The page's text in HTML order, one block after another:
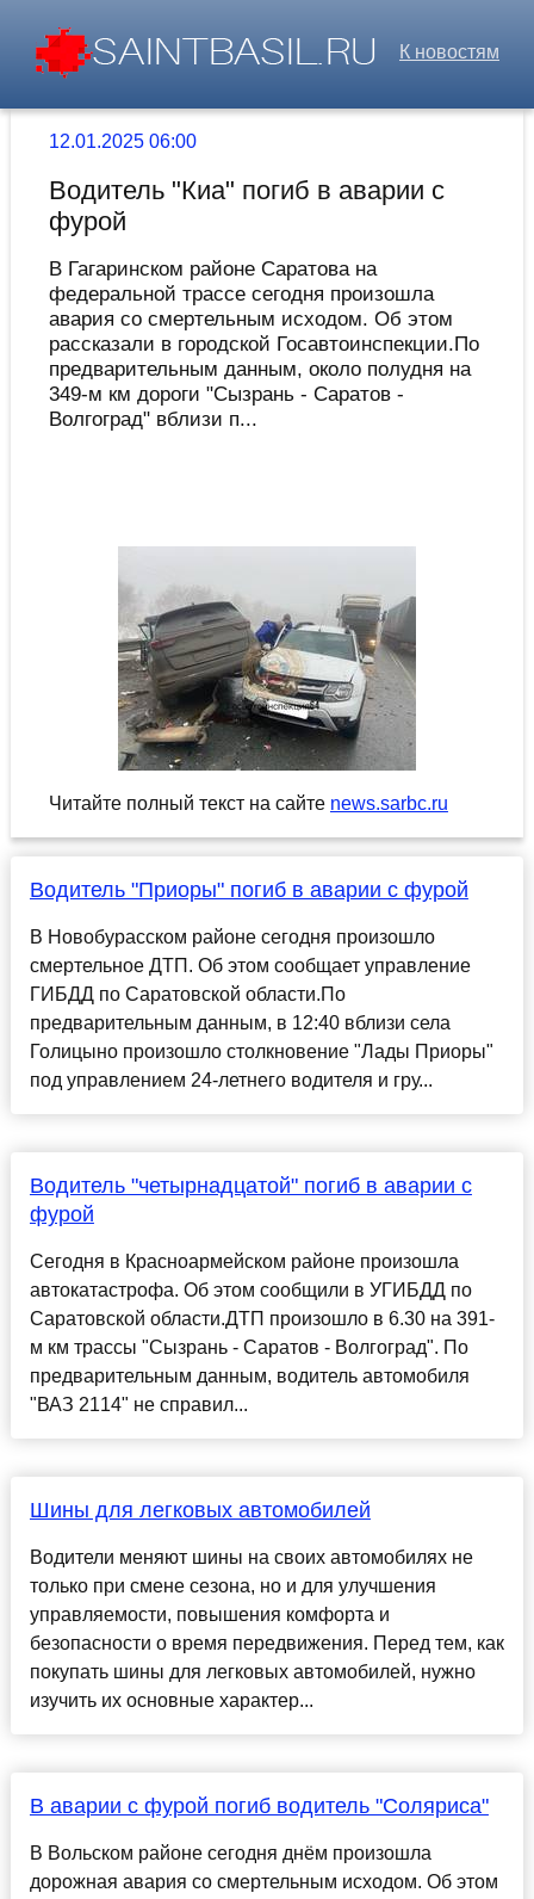
К новостям
12.01.2025 06:00
Водитель "Киа" погиб в аварии с
фурой
В Гагаринском районе Саратова на
федеральной трассе сегодня произошла
авария со смертельным исходом. Об этом
рассказали в городской Госавтоинспекции.По
предварительным данным, около полудня на
349-м км дороги "Сызрань - Саратов -
Волгоград" вблизи п...
Читайте полный текст на сайте news.sarbc.ru
Водитель "Приоры" погиб в аварии с фурой
В Новобурасском районе сегодня произошло
смертельное ДТП. Об этом сообщает управление
ГИБДД по Саратовской области.По
предварительным данным, в 12:40 вблизи села
Голицыно произошло столкновение "Лады Приоры"
под управлением 24-летнего водителя и гру...
Водитель "четырнадцатой" погиб в аварии с
фурой
Сегодня в Красноармейском районе произошла
автокатастрофа. Об этом сообщили в УГИБДД по
Саратовской области.ДТП произошло в 6.30 на 391-
м км трассы "Сызрань - Саратов - Волгоград". По
предварительным данным, водитель автомобиля
"ВАЗ 2114" не справил...
Шины для легковых автомобилей
Водители меняют шины на своих автомобилях не
только при смене сезона, но и для улучшения
управляемости, повышения комфорта и
безопасности о время передвижения. Перед тем, как
покупать шины для легковых автомобилей, нужно
изучить их основные характер...
В аварии с фурой погиб водитель "Соляриса"
В Вольском районе сегодня днём произошла
дорожная авария со смертельным исходом. Об этом